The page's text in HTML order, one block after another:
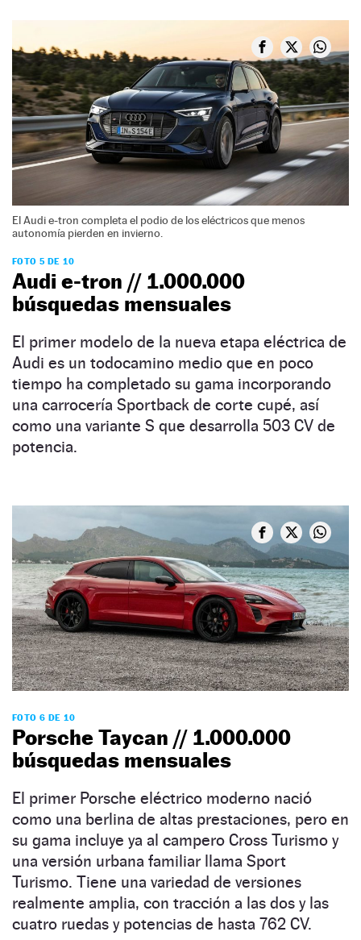
El Audi e-tron completa el podio de los eléctricos que menos
autonomía pierden en invierno.
FOTO 5 DE 10
Audi e-tron // 1.000.000
búsquedas mensuales
El primer modelo de la nueva etapa eléctrica de
Audi es un todocamino medio que en poco
tiempo ha completado su gama incorporando
una carrocería Sportback de corte cupé, así
como una variante S que desarrolla 503 CV de
potencia.
FOTO 6 DE 10
Porsche Taycan // 1.000.000
búsquedas mensuales
El primer Porsche eléctrico moderno nació
como una berlina de altas prestaciones, pero en
su gama incluye ya al campero Cross Turismo y
una versión urbana familiar llama Sport
Turismo. Tiene una variedad de versiones
realmente amplia, con tracción a las dos y las
cuatro ruedas y potencias de hasta 762 CV.